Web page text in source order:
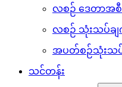
လစဉ် ဒေတာအစီ
လစဉ် သုံးသပ်ချ
အပတ်စဉ်သုံးသပ်
သင်တန်း